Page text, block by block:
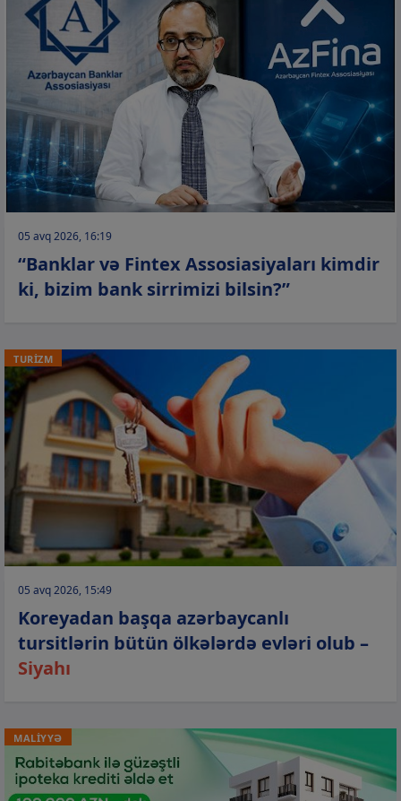
05 avq 2026, 16:19
“Banklar və Fintex Assosiasiyaları kimdir
ki, bizim bank sirrimizi bilsin?”
TURİZM
05 avq 2026, 15:49
Koreyadan başqa azərbaycanlı
tursitlərin bütün ölkələrdə evləri olub –
Siyahı
MALİYYƏ